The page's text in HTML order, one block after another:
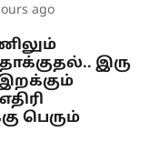
ago
இரு
பெரும்